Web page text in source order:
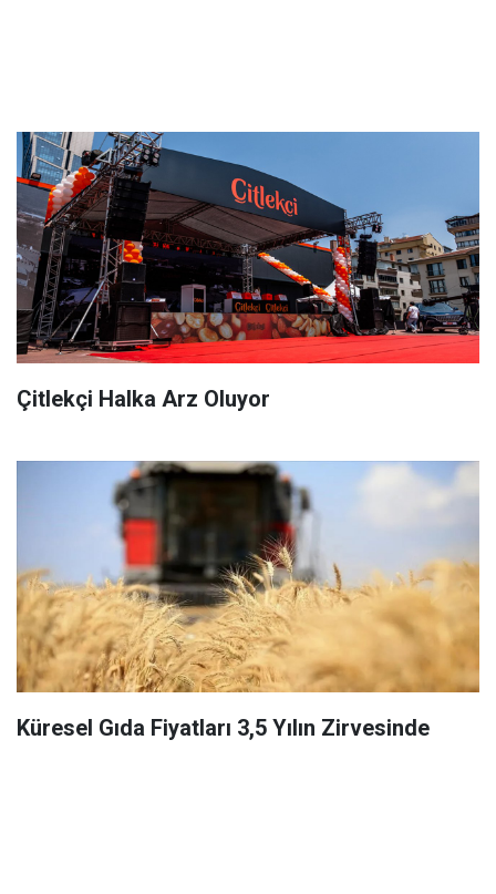
Çitlekçi Halka Arz Oluyor
Küresel Gıda Fiyatları 3,5 Yılın Zirvesinde